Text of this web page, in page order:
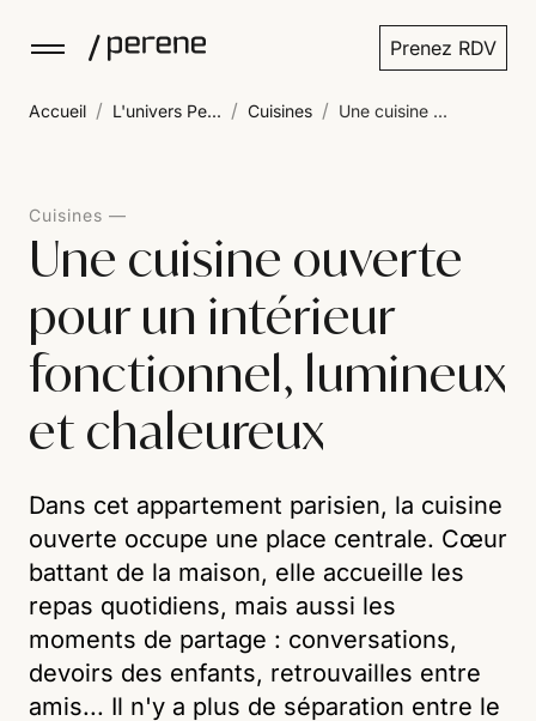
Prenez RDV
Accueil / L'univers Pe... / Cuisines / Une cuisine ...
Cuisines
Une cuisine ouverte
pour un intérieur
fonctionnel, lumineux
et chaleureux
Dans cet appartement parisien, la cuisine
ouverte occupe une place centrale. Cœur
battant de la maison, elle accueille les
repas quotidiens, mais aussi les
moments de partage : conversations,
devoirs des enfants, retrouvailles entre
amis... Il n'y a plus de séparation entre le